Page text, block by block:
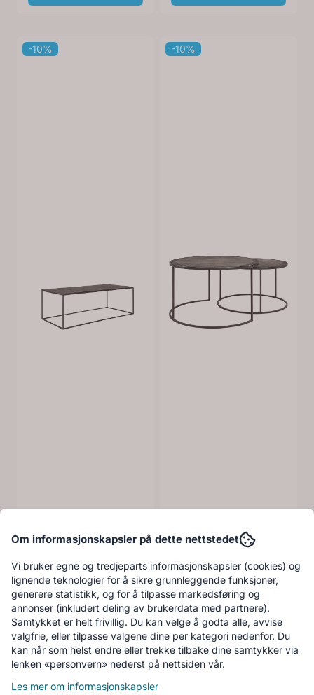
-10%
Artwood salongbord
MILLE 06-25119
10.729,- 11.919,-
Kjøp
-10%
Artwood AMADEO
Salongbord 2-sett
06-21319
7.299,- 8.109,-
Kjøp
-10% -10%
Om informasjonskapsler på dette nettstedet
Vi bruker egne og tredjeparts informasjonskapsler (cookies) og
lignende teknologier for å sikre grunnleggende funksjoner,
generere statistikk, og for å tilpasse markedsføring og
annonser (inkludert deling av brukerdata med partnere).
Samtykket er helt frivillig. Du kan velge å godta alle, avvise
valgfrie, eller tilpasse valgene dine per kategori nedenfor. Du
kan når som helst endre eller trekke tilbake dine samtykker via
lenken «personvern» nederst på nettsiden vår.
Les mer om informasjonskapsler